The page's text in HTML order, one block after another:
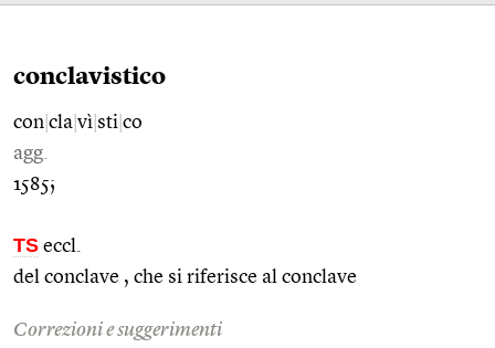
conclavistico
con cla vì sti co
agg.
1585;
TS eccl.
del conclave , che si riferisce al conclave
Correzioni e suggerimenti